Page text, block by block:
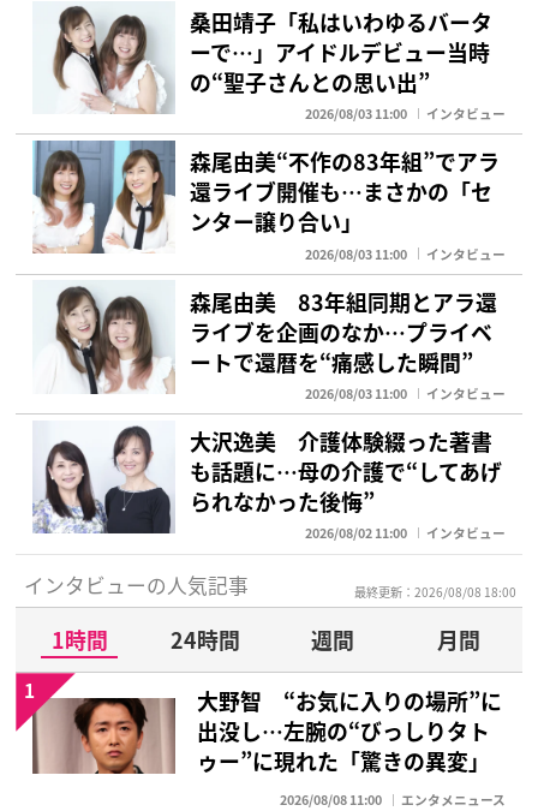
桑田靖子「私はいわゆるバータ
ーで…」アイドルデビュー当時
の“聖子さんとの思い出”
2026/08/03 11:00 インタビュー
森尾由美“不作の83年組”でアラ
還ライブ開催も…まさかの「セ
ンター譲り合い」
2026/08/03 11:00 インタビュー
森尾由美 83年組同期とアラ還
ライブを企画のなか…プライベ
ートで還暦を“痛感した瞬間”
2026/08/03 11:00 インタビュー
大沢逸美 介護体験綴った著書
も話題に…母の介護で“してあげ
られなかった後悔”
2026/08/02 11:00 インタビュー
インタビューの人気記事 最終更新：2026/08/08 18:00
1時間 24時間 週間
月間
大野智 “お気に入りの場所”に
出没し…左腕の“びっしりタト
ゥー”に現れた「驚きの異変」
2026/08/08 11:00 エンタメニュース
1